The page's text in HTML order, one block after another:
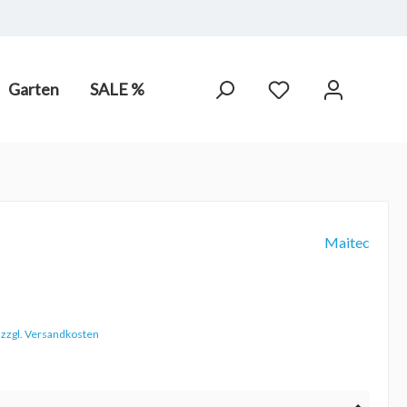
Garten SALE %
Maitec
Versandkosten